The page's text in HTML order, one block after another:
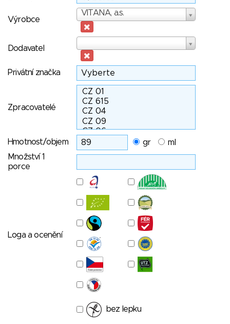
Výrobce
VITANA, a.s.
Výrobce
Dodavatel
Privátní značka
Zpracovatelé
Hmotnost/objem gr
ml
Množství 1
porce
Loga a ocenění
bez lepku